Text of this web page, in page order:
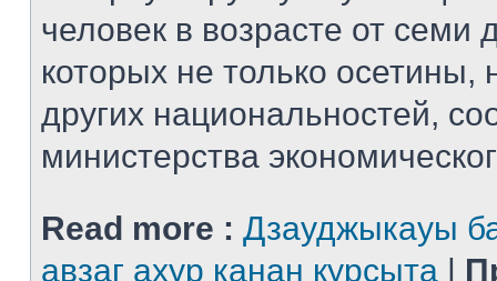
человек в возрасте от семи
которых не только осетины,
других национальностей,
министерства
Read more : Дзауджыкауы
авзаг ахур канан курсыта |